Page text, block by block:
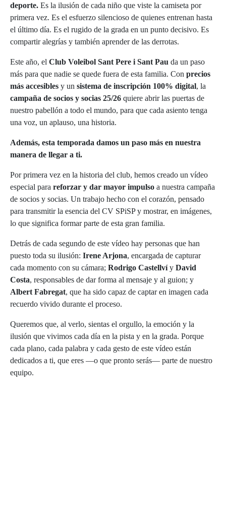
deporte. Es la ilusión de cada niño que viste la camiseta por
primera vez. Es el esfuerzo silencioso de quienes entrenan hasta
el último día. Es el rugido de la grada en un punto decisivo. Es
compartir alegrías y también aprender de las derrotas.
Este año, el Club Voleibol Sant Pere i Sant Pau da un paso
más para que nadie se quede fuera de esta familia. Con precios
más accesibles y un sistema de inscripción 100% digital, la
campaña de socios y socias 25/26 quiere abrir las puertas de
nuestro pabellón a todo el mundo, para que cada asiento tenga
una voz, un aplauso, una historia.
Además, esta temporada damos un paso más en nuestra
manera de llegar a ti.
Por primera vez en la historia del club, hemos creado un vídeo
especial para reforzar y dar mayor impulso a nuestra campaña
de socios y socias. Un trabajo hecho con el corazón, pensado
para transmitir la esencia del CV SPiSP y mostrar, en imágenes,
lo que significa formar parte de esta gran familia.
Detrás de cada segundo de este vídeo hay personas que han
puesto toda su ilusión: Irene Arjona, encargada de capturar
cada momento con su cámara; Rodrigo Castellvíy David
Costa, responsables de dar forma al mensaje y al guion; y
Albert Fabregat, que ha sido capaz de captar en imagen cada
recuerdo vivido durante el proceso.
Queremos que, al verlo, sientas el orgullo, la emoción y la
ilusión que vivimos cada día en la pista y en la grada. Porque
cada plano, cada palabra y cada gesto de este vídeo están
dedicados a ti, que eres —o que pronto serás— parte de nuestro
equipo.